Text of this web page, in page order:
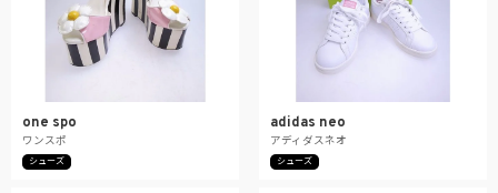
one spo
ワンスポ
シューズ
adidas neo
アディダスネオ
シューズ